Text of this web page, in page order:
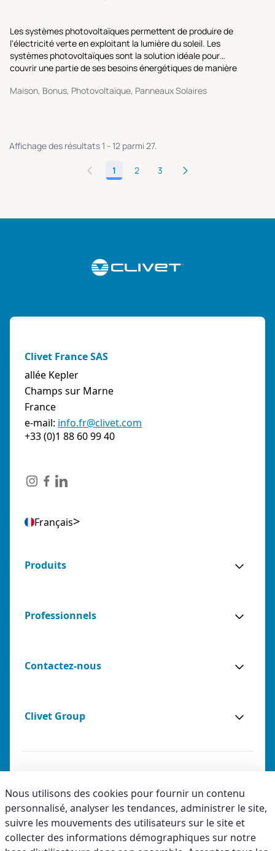
Les systèmes photovoltaïques permettent de produire de
l'électricité verte en exploitant la lumière du soleil. Les
systèmes photovoltaïques sont la solution idéale pour
couvrir une partie de ses besoins énergétiques de manière
Maison, Bonus, Photovoltaïque, Panneaux Solaires
Affichage des résultats 1 - 12 parmi 27.
Page
1 Page
2 Page
3
Clivet France SAS
allée Kepler
Champs sur Marne
France
e-mail: info.fr@clivet.com
+33 (0)1 88 60 99 40
Français
Produits
Professionnels
Contactez-nous
Clivet Group
Privacy
Accessibilité
Nous utilisons des cookies pour fournir un contenu
personnalisé, analyser les tendances, administrer le site,
suivre les mouvements des utilisateurs sur le site et
collecter des informations démographiques sur notre